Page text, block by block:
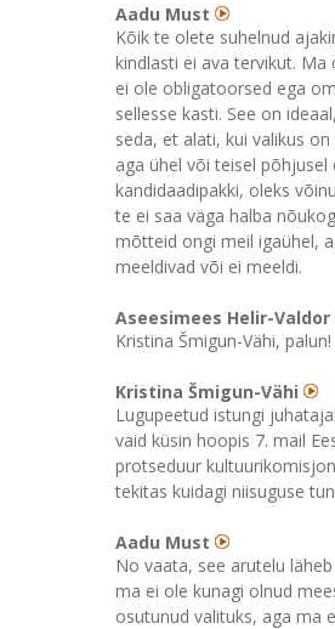
Aadu Must
Kõik te olete suhelnud
kindlasti ei ava tervikut.
ei ole obligatoorsed ega
sellesse kasti. See on
seda, et alati, kui valikus
aga ühel või teisel
kandidaadipakki, oleks
te ei saa väga halba
mõtteid ongi meil igaühel,
meeldivad või ei meeldi.
Aseesimees Helir-Valdor
Kristina Šmigun-Vähi, palun!
Kristina Šmigun-Vähi
Lugupeetud istungi
vaid küsin hoopis 7. mail
protseduur
tekitas kuidagi niisuguse
Aadu Must
No vaata, see arutelu
ma ei ole kunagi olnud
osutunud valituks, aga ma